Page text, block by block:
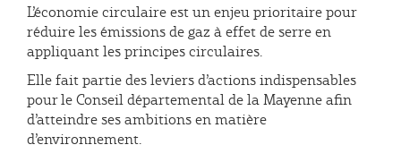
L’économie circulaire est un enjeu prioritaire pour
réduire les émissions de gaz à effet de serre en
appliquant les principes circulaires.
Elle fait partie des leviers d’actions indispensables
pour le Conseil départemental de la Mayenne afin
d’atteindre ses ambitions en matière
d’environnement.